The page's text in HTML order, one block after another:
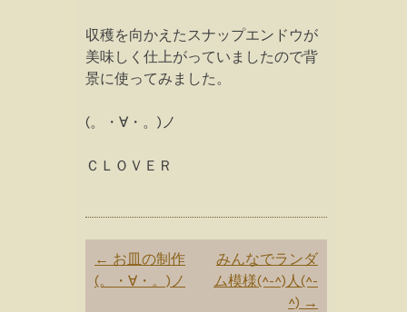
収穫を向かえたスナップエンドウが
美味しく仕上がっていましたので背
景に使ってみました。
(。・∀・。)ノ
ＣＬＯＶＥＲ
Post
navigation
← お皿の制作
(。・∀・。)ノ
みんなでランダ
ム模様(^-^)人(^-
^) →